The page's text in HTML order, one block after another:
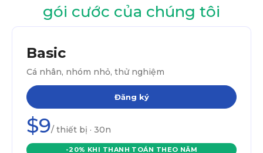
gói cước của chúng tôi
Basic
Cá nhân, nhóm nhỏ, thử nghiệm
Đăng ký
$9/ thiết bị · 30n
-20% KHI THANH TOÁN THEO NĂM